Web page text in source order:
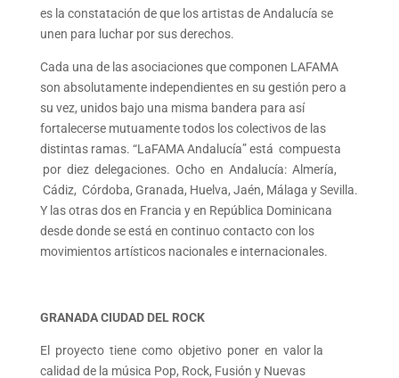
es la constatación de que los artistas de Andalucía se
unen para luchar por sus derechos.
Cada una de las asociaciones que componen LAFAMA
son absolutamente independientes en su gestión pero a
su vez, unidos bajo una misma bandera para así
fortalecerse mutuamente todos los colectivos de las
distintas ramas. “LaFAMA Andalucía” está compuesta
por diez delegaciones. Ocho en Andalucía: Almería,
Cádiz, Córdoba, Granada, Huelva, Jaén, Málaga y Sevilla.
Y las otras dos en Francia y en República Dominicana
desde donde se está en continuo contacto con los
movimientos artísticos nacionales e internacionales.
GRANADA CIUDAD DEL ROCK
El proyecto tiene como objetivo poner en valor la
calidad de la música Pop, Rock, Fusión y Nuevas